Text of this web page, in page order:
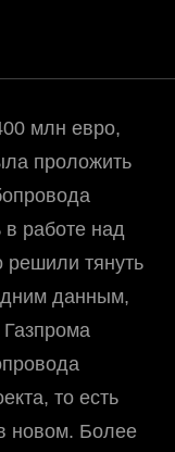
млн евро,
проложить
работе над
решили тянуть
данным,
то есть
новом. Более